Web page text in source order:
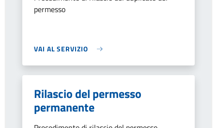
permesso
VAI AL SERVIZIO
Rilascio del permesso
permanente